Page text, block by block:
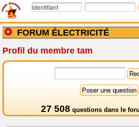
FORUM ÉLECTRICITÉ
Profil du membre tam
27 508 questions dans le